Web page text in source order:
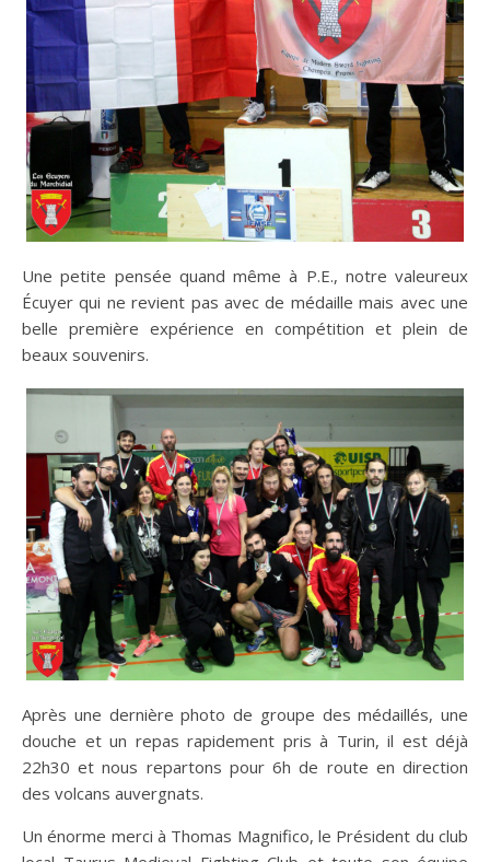
Une petite pensée quand même à P.E., notre valeureux
Écuyer qui ne revient pas avec de médaille mais avec une
belle première expérience en compétition et plein de
beaux souvenirs.
Après une dernière photo de groupe des médaillés, une
douche et un repas rapidement pris à Turin, il est déjà
22h30 et nous repartons pour 6h de route en direction
des volcans auvergnats.
Un énorme merci à Thomas Magnifico, le Président du club